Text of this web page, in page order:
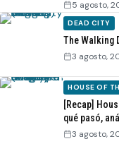
5 agosto,
DEAD CITY
The Walking
3 agosto,
HOUSE OF
[Recap]
qué pasó,
3 agosto,